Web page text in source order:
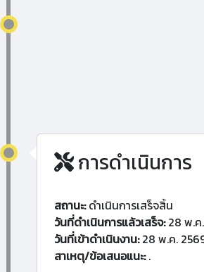
การดำเนินการ
สถานะ:ดำเนินการเสร็จสิ้น
วันที่ดำเนินการแล้วเสร็จ:28 พ.ค.
วันที่เข้าดำเนินงาน:28 พ.ค.
สาเหตุ/ข้อเสนอแนะ:.